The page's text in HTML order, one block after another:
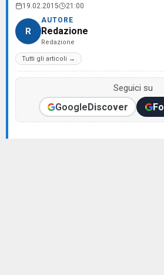
19.02.2015 21:00
R
AUTORE
Redazione
Redazione
Tutti gli articoli →
Seguici su
GoogleDiscover